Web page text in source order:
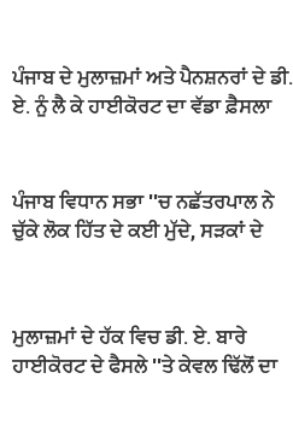
ਪੰਜਾਬ ਦੇ ਮੁਲਾਜ਼ਮਾਂ ਅਤੇ ਪੈਨਸ਼ਨਰਾਂ ਦੇ ਡੀ.
ਏ. ਨੂੰ ਲੈ ਕੇ ਹਾਈਕੋਰਟ ਦਾ ਵੱਡਾ ਫ਼ੈਸਲਾ
ਪੰਜਾਬ ਵਿਧਾਨ ਸਭਾ ''ਚ ਨਛੱਤਰਪਾਲ ਨੇ
ਚੁੱਕੇ ਲੋਕ ਹਿੱਤ ਦੇ ਕਈ ਮੁੱਦੇ, ਸੜਕਾਂ ਦੇ
ਮੁਲਾਜ਼ਮਾਂ ਦੇ ਹੱਕ ਵਿਚ ਡੀ. ਏ. ਬਾਰੇ
ਹਾਈਕੋਰਟ ਦੇ ਫੈਸਲੇ ''ਤੇ ਕੇਵਲ ਢਿੱਲੋਂ ਦਾ